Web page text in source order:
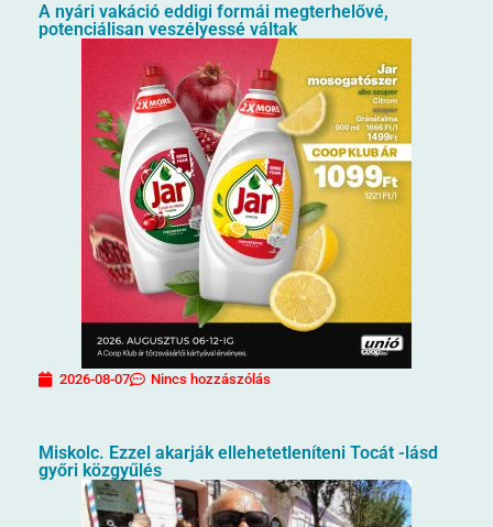
A nyári vakáció eddigi formái megterhelővé,
potenciálisan veszélyessé váltak
2026-08-07 Nincs hozzászólás
Miskolc. Ezzel akarják ellehetetleníteni Tocát -lásd
győri közgyűlés